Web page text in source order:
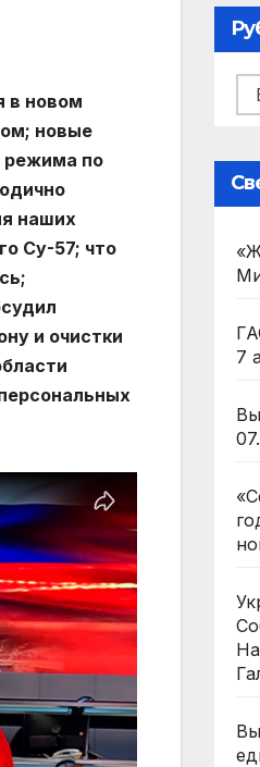
в новом
новые
режима по
наших
Су-57; что
и очистки
7